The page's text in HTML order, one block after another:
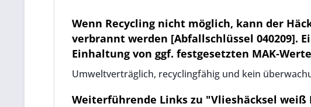
Wenn Recycling nicht möglich, kann der
verbrannt werden [Abfallschlüssel 040209].
Einhaltung von ggf. festgesetzten MAK-
Umweltverträglich, recyclingfähig und kein
Weiterführende Links zu "Vlieshäcksel weiß